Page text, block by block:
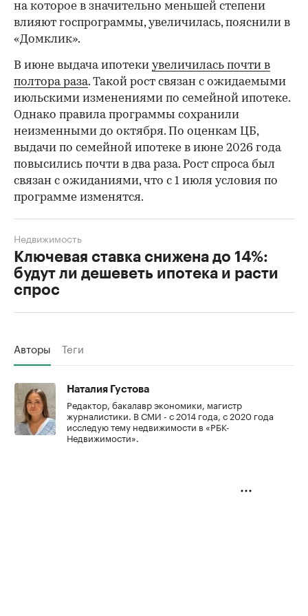
на которое в значительно меньшей степени
влияют госпрограммы, увеличилась, пояснили в
«Домклик».
В июне выдача ипотеки увеличилась почти в
полтора раза. Такой рост связан с ожидаемыми
июльскими изменениями по семейной ипотеке.
Однако правила программы сохранили
неизменными до октября. По оценкам ЦБ,
выдачи по семейной ипотеке в июне 2026 года
повысились почти в два раза. Рост спроса был
связан с ожиданиями, что с 1 июля условия по
программе изменятся.
Ключевая ставка снижена до 14%:
будут ли дешеветь ипотека и расти
спрос
Недвижимость
Авторы Теги
Наталия Густова
Редактор, бакалавр экономики, магистр
журналистики. В СМИ - с 2014 года, с 2020 года
исследую тему недвижимости в «РБК-
Недвижимости».